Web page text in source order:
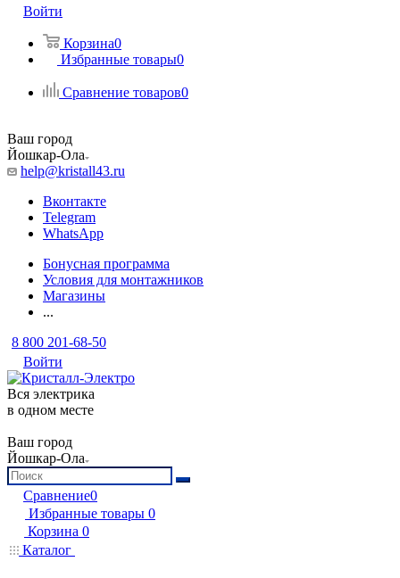
Войти
Корзина0
Избранные товары0
Сравнение товаров0
Ваш город
Йошкар-Ола
help@kristall43.ru
Вконтакте
Telegram
WhatsApp
Бонусная программа
Условия для монтажников
Магазины
...
8 800 201-68-50
Войти
Вся электрика
в одном месте
Ваш город
Йошкар-Ола
Сравнение0
Избранные товары 0
Корзина 0
Каталог